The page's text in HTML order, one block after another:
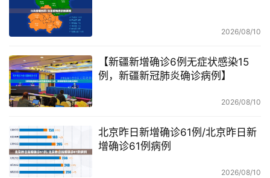
2026/08/10
【新疆新增确诊6例无症状感染15
例，新疆新冠肺炎确诊病例】
2026/08/10
北京昨日新增确诊61例/北京昨日新
增确诊61例病例
2026/08/10